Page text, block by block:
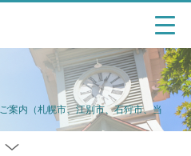
内（札幌市、江別市、石狩市、当